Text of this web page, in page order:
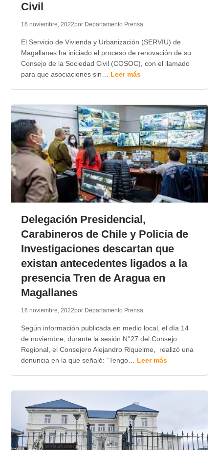
Civil
16 noviembre, 2022por Departamento Prensa
El Servicio de Vivienda y Urbanización (SERVIU) de
Magallanes ha iniciado el proceso de renovación de su
Consejo de la Sociedad Civil (COSOC), con el llamado
para que asociaciones sin… Leer más
Delegación Presidencial,
Carabineros de Chile y Policía de
Investigaciones descartan que
existan antecedentes ligados a la
presencia Tren de Aragua en
Magallanes
16 noviembre, 2022por Departamento Prensa
Según información publicada en medio local, el día 14
de noviembre, durante la sesión N°27 del Consejo
Regional, el Consejero Alejandro Riquelme, realizó una
denuncia en la que señaló: “Tengo… Leer más